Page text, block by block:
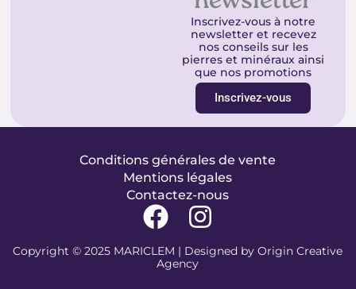
Inscrivez-vous à notre
newsletter et recevez
nos conseils sur les
pierres et minéraux ainsi
que nos promotions
Inscrivez-vous
Conditions générales de vente
Mentions légales
Contactez-nous
F
a
c
I
n
s
Copyright © 2025 MARICLEM | Designed byOrigin Creative
Agency